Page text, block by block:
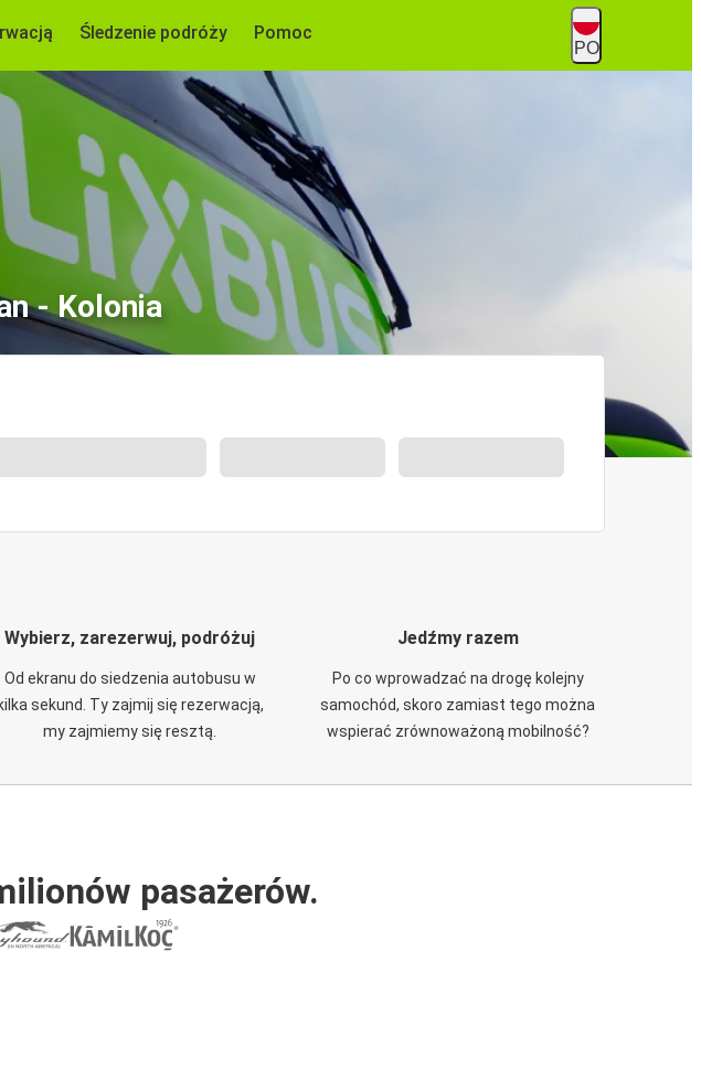
Śledzenie podróży Pomoc
PO
- Kolonia
Wybierz, zarezerwuj, podróżuj
Od ekranu do siedzenia autobusu w
kilka sekund. Ty zajmij się rezerwacją,
my zajmiemy się resztą.
Jedźmy razem
Po co wprowadzać na drogę kolejny
samochód, skoro zamiast tego można
wspierać zrównoważoną mobilność?
pasażerów.